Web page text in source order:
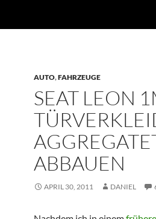
AUTO,FAHRZEUGE
SEAT LEON
ABBAUEN
APRIL 30, 2011 DANIEL